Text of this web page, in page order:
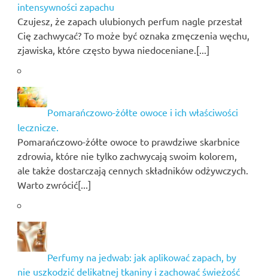
intensywności zapachu
Czujesz, że zapach ulubionych perfum nagle przestał
Cię zachwycać? To może być oznaka zmęczenia węchu,
zjawiska, które często bywa niedoceniane.[...]
Pomarańczowo-żółte owoce i ich właściwości
lecznicze.
Pomarańczowo-żółte owoce to prawdziwe skarbnice
zdrowia, które nie tylko zachwycają swoim kolorem,
ale także dostarczają cennych składników odżywczych.
Warto zwrócić[...]
Perfumy na jedwab: jak aplikować zapach, by
nie uszkodzić delikatnej tkaniny i zachować świeżość